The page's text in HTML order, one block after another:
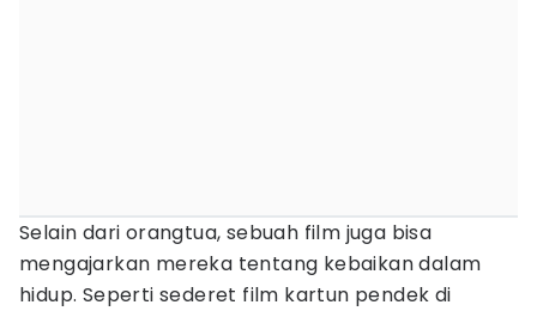
Selain dari orangtua, sebuah film juga bisa
mengajarkan mereka tentang kebaikan dalam
hidup. Seperti sederet film kartun pendek di